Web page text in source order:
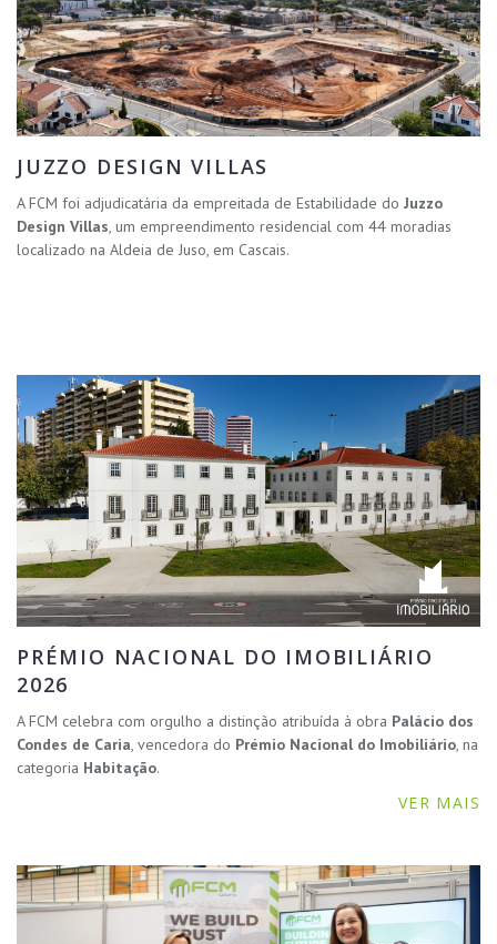
JUZZO DESIGN VILLAS
A FCM foi adjudicatária da empreitada de Estabilidade do Juzzo
Design Villas, um empreendimento residencial com 44 moradias
localizado na Aldeia de Juso, em Cascais.
PRÉMIO NACIONAL DO IMOBILIÁRIO
2026
A FCM celebra com orgulho a distinção atribuída à obra Palácio dos
Condes de Caria, vencedora do Prémio Nacional do Imobiliário, na
categoria Habitação.
VER MAIS